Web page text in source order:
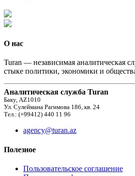
О нас
Turan — независимая аналитическая
стыке политики, экономики и
Аналитическая служба Turan
Баку, AZ1010
Ул. Сулеймана Рагимова 186, кв. 24
Тел.: (+99412) 440 11 96
agency@turan.az
Полезное
Пользовательское соглашение